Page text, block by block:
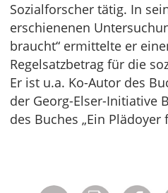
Sozialforscher tätig. In
erschienenen
braucht“ ermittelte er
Regelsatzbetrag für die
Er ist u.a. Ko-Autor des
der Georg-Elser-Initiative
des Buches „Ein Plädoyer